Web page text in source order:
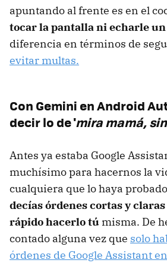
apuntando al frente es en el
tocar la pantalla ni echarle
diferencia en términos de
evitar multas.
Con Gemini en Android
decir lo de 'mira mamá,
Antes ya estaba Google
muchísimo para hacernos la
cualquiera que lo haya
decías órdenes cortas y
rápido hacerlo tú misma. De
contado alguna vez que solo
órdenes de Google Assistant